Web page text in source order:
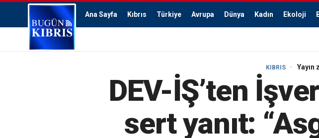
Ana Sayfa Kıbrıs Türkiye Avrupa Dünya Kadın Ekoloji
KIBRIS Yayın
DEV-İŞ’ten
sert yanıt: